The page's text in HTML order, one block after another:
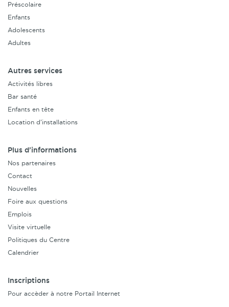
Préscolaire
Enfants
Adolescents
Adultes
Autres services
Activités libres
Bar santé
Enfants en tête
Location d’installations
Plus d’informations
Nos partenaires
Contact
Nouvelles
Foire aux questions
Emplois
Visite virtuelle
Politiques du Centre
Calendrier
Inscriptions
Pour accèder à notre Portail Internet